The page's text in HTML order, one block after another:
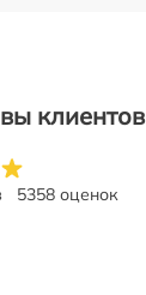
клиентов
5358 оценок